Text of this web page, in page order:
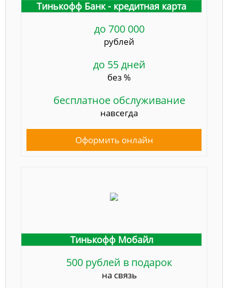
Тинькофф Банк - кредитная карта
до 700 000
рублей
до 55 дней
без %
бесплатное обслуживание
навсегда
Оформить онлайн
Тинькофф Мобайл
500 рублей в подарок
на связь